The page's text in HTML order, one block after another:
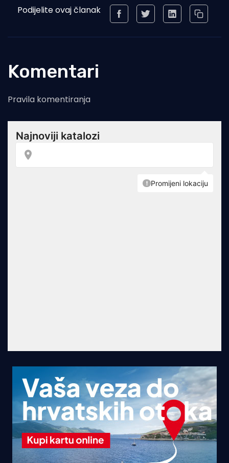
Podijelite ovaj članak
Komentari
Pravila komentiranja